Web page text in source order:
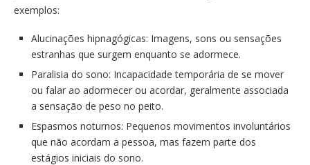
exemplos:
Alucinações hipnagógicas: Imagens, sons ou sensações
estranhas que surgem enquanto se adormece.
Paralisia do sono: Incapacidade temporária de se mover
ou falar ao adormecer ou acordar, geralmente associada
a sensação de peso no peito.
Espasmos noturnos: Pequenos movimentos involuntários
que não acordam a pessoa, mas fazem parte dos
estágios iniciais do sono.